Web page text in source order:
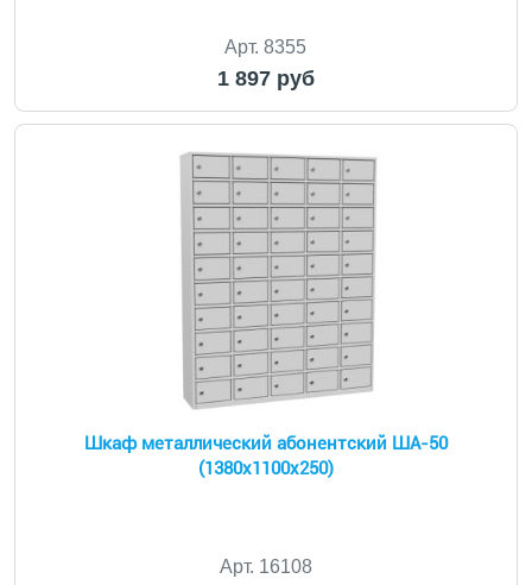
Арт. 8355
1 897 руб
Шкаф металлический абонентский ША-50
(1380х1100х250)
Арт. 16108